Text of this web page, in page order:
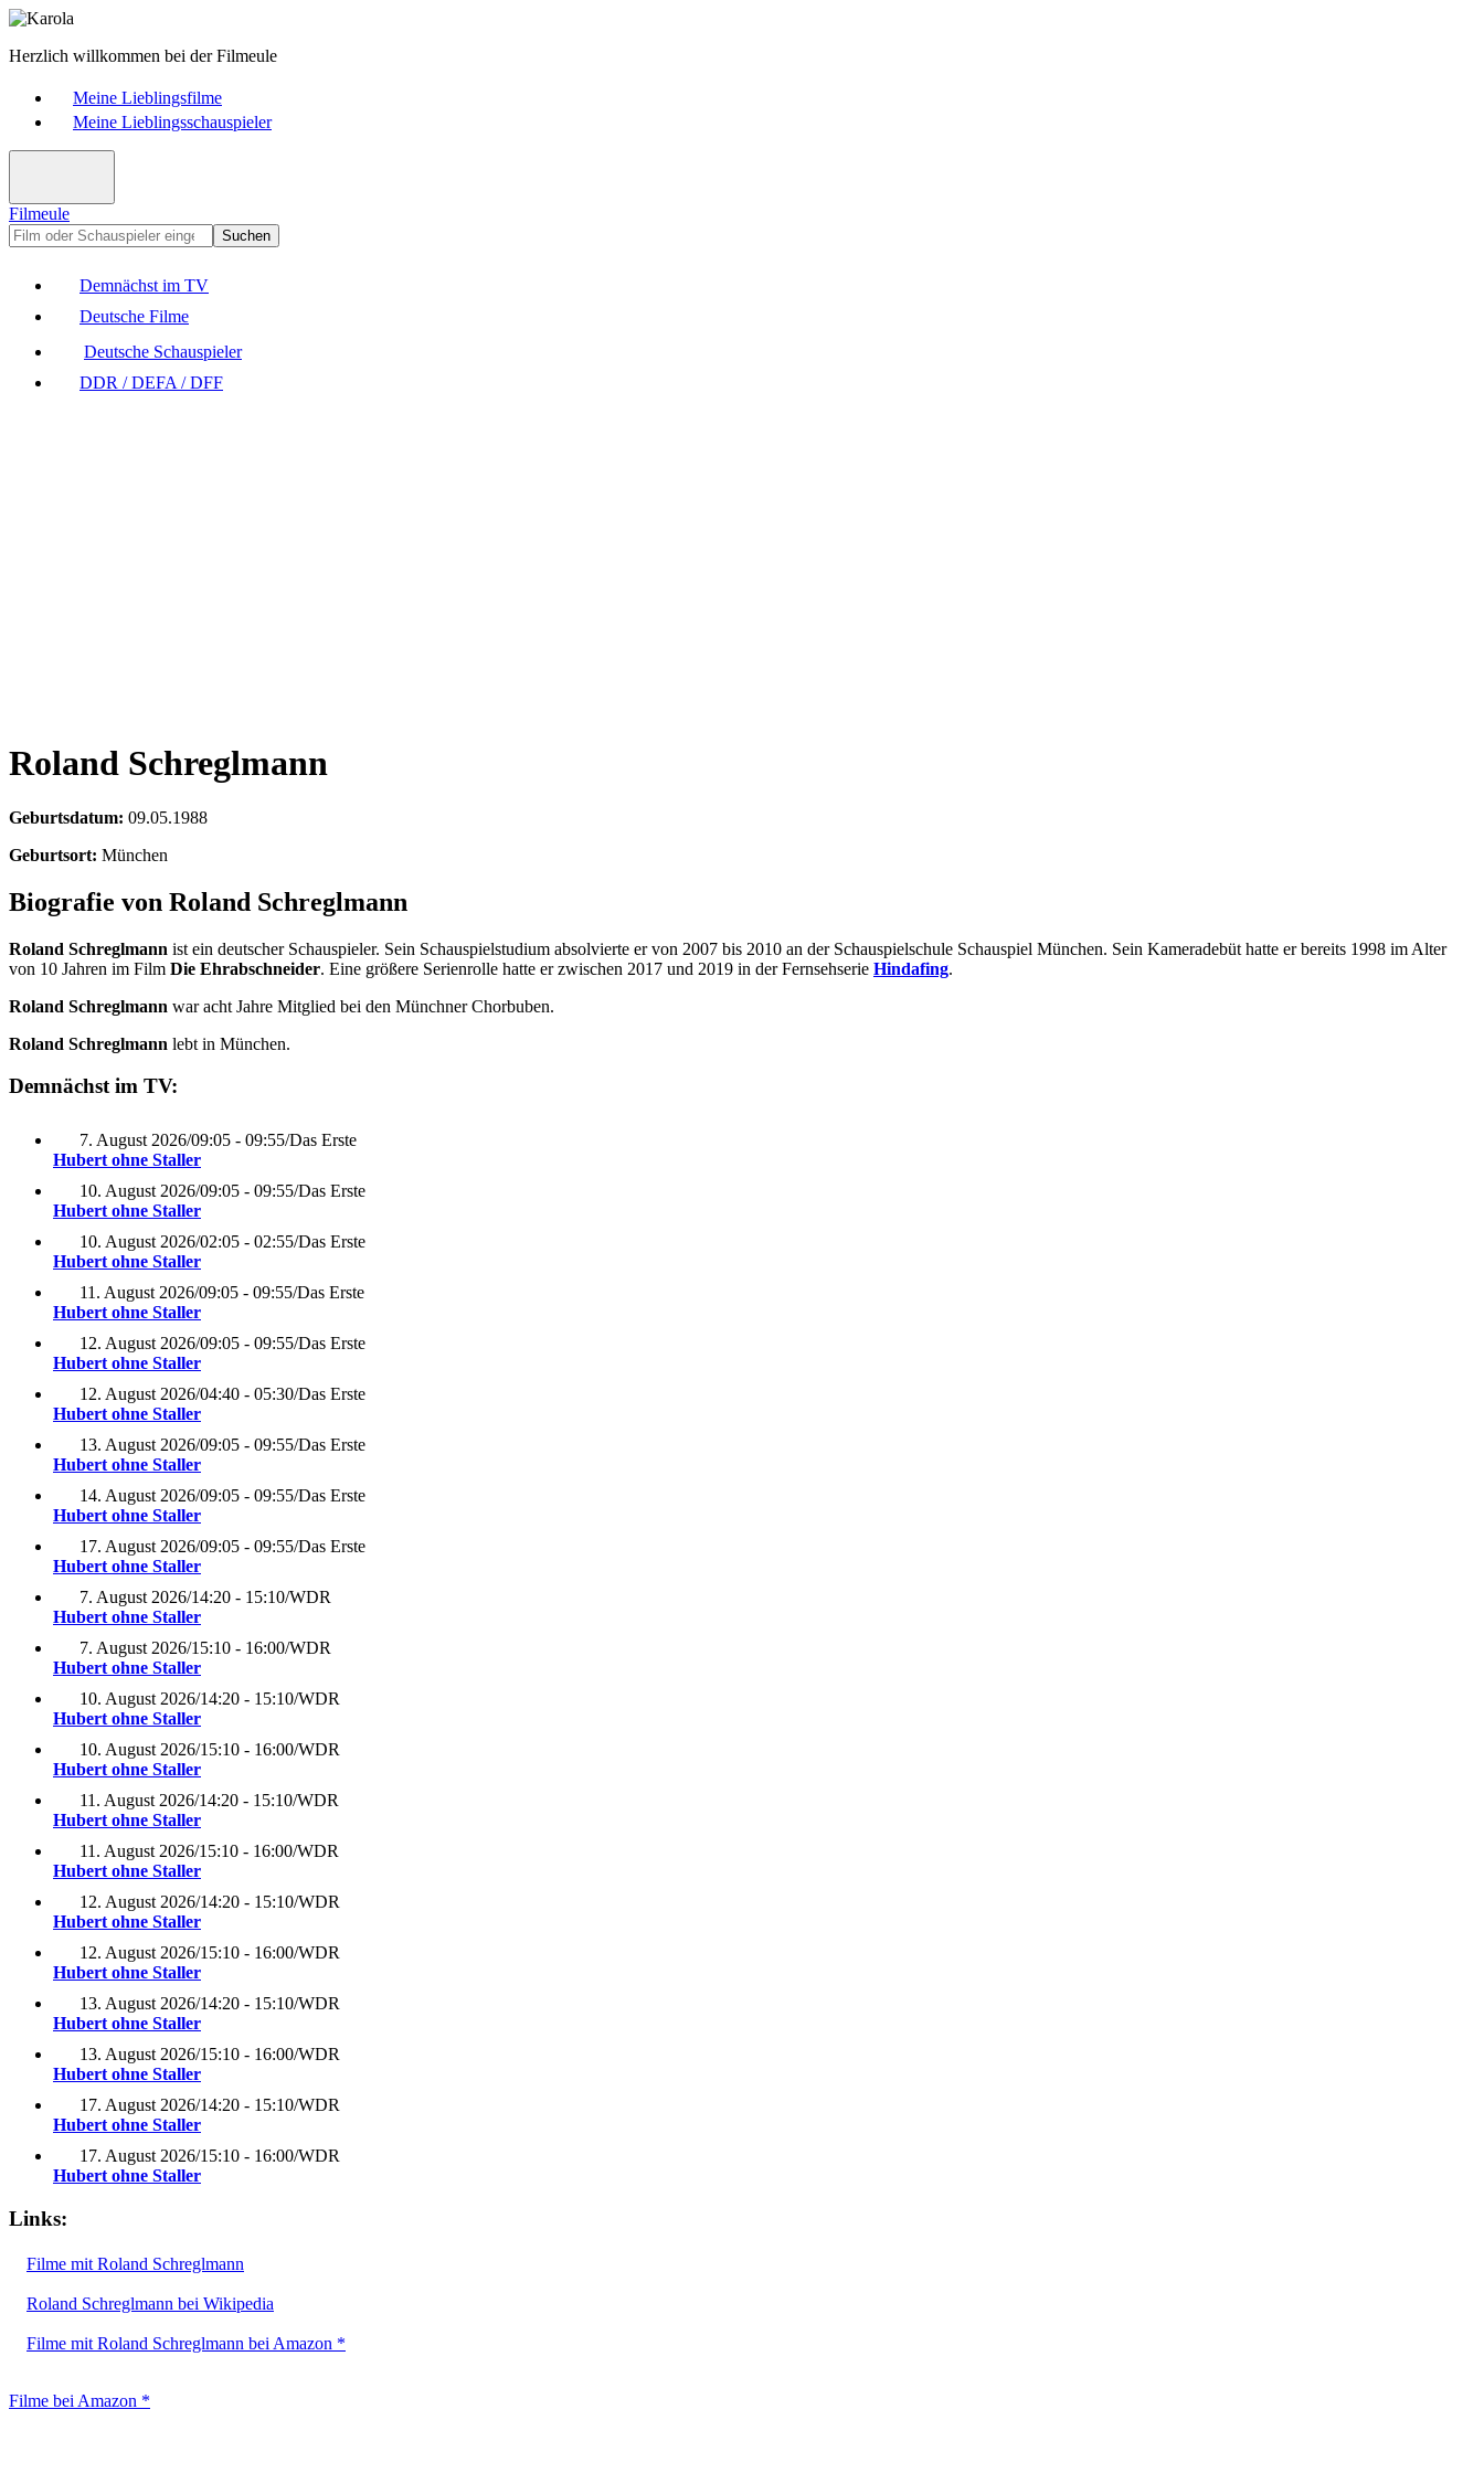
Herzlich willkommen bei der Filmeule
Meine Lieblingsfilme
Meine Lieblingsschauspieler
Filmeule
Suchen
Demnächst im TV
Deutsche Filme
Deutsche Schauspieler
DDR / DEFA / DFF
Roland Schreglmann
Geburtsdatum: 09.05.1988
Geburtsort: München
Biografie von Roland Schreglmann
Roland Schreglmann ist ein deutscher Schauspieler. Sein Schauspielstudium absolvierte er von 2007 bis 2010 an der Schauspielschule Schauspiel München. Sein Kameradebüt hatte er bereits 1998 im Alter
von 10 Jahren im Film Die Ehrabschneider. Eine größere Serienrolle hatte er zwischen 2017 und 2019 in der Fernsehserie Hindafing.
Roland Schreglmann war acht Jahre Mitglied bei den Münchner Chorbuben.
Roland Schreglmann lebt in München.
Demnächst im TV:
7. August 2026/09:05 - 09:55/Das Erste
Hubert ohne Staller
10. August 2026/09:05 - 09:55/Das Erste
Hubert ohne Staller
10. August 2026/02:05 - 02:55/Das Erste
Hubert ohne Staller
11. August 2026/09:05 - 09:55/Das Erste
Hubert ohne Staller
12. August 2026/09:05 - 09:55/Das Erste
Hubert ohne Staller
12. August 2026/04:40 - 05:30/Das Erste
Hubert ohne Staller
13. August 2026/09:05 - 09:55/Das Erste
Hubert ohne Staller
14. August 2026/09:05 - 09:55/Das Erste
Hubert ohne Staller
17. August 2026/09:05 - 09:55/Das Erste
Hubert ohne Staller
7. August 2026/14:20 - 15:10/WDR
Hubert ohne Staller
7. August 2026/15:10 - 16:00/WDR
Hubert ohne Staller
10. August 2026/14:20 - 15:10/WDR
Hubert ohne Staller
10. August 2026/15:10 - 16:00/WDR
Hubert ohne Staller
11. August 2026/14:20 - 15:10/WDR
Hubert ohne Staller
11. August 2026/15:10 - 16:00/WDR
Hubert ohne Staller
12. August 2026/14:20 - 15:10/WDR
Hubert ohne Staller
12. August 2026/15:10 - 16:00/WDR
Hubert ohne Staller
13. August 2026/14:20 - 15:10/WDR
Hubert ohne Staller
13. August 2026/15:10 - 16:00/WDR
Hubert ohne Staller
17. August 2026/14:20 - 15:10/WDR
Hubert ohne Staller
17. August 2026/15:10 - 16:00/WDR
Hubert ohne Staller
Links:
Filme mit Roland Schreglmann
Roland Schreglmann bei Wikipedia
Filme mit Roland Schreglmann bei Amazon *
Filme bei Amazon *